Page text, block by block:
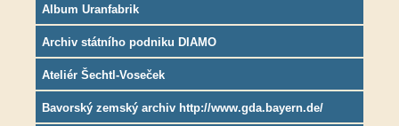
Album Uranfabrik
Archiv státního podniku DIAMO
Ateliér Šechtl-Voseček
Bavorský zemský archiv http://www.gda.bayern.de/